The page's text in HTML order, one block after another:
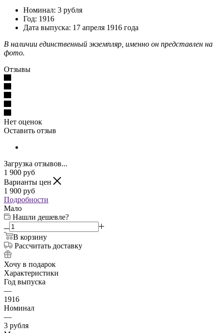
Номинал: 3 рубля
Год: 1916
Дата выпуска: 17 апреля 1916 года
В наличии единственный экземпляр, именно он представлен на
фото.
Отзывы
Нет оценок
Оставить отзыв
Загрузка отзывов...
1 900 руб
Варианты цен
1 900 руб
Подробности
Мало
Нашли дешевле?
В корзину
Рассчитать доставку
Хочу в подарок
Характеристики
Год выпуска
—
1916
Номинал
—
3 рубля